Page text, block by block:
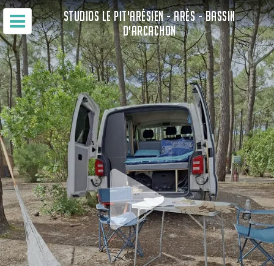
STUDIOS LE PIT'ARÉSIEN - ARÈS - BASSIN
D'ARCACHON